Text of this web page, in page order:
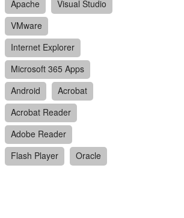
Apache
Visual Studio
VMware
Internet Explorer
Microsoft 365 Apps
Android
Acrobat
Acrobat Reader
Adobe Reader
Flash Player
Oracle